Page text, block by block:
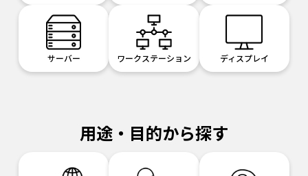
サーバー ワークステーション ディスプレイ
用途・目的から探す